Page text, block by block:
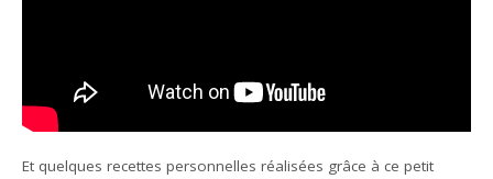
Et quelques recettes personnelles réalisées grâce à ce petit